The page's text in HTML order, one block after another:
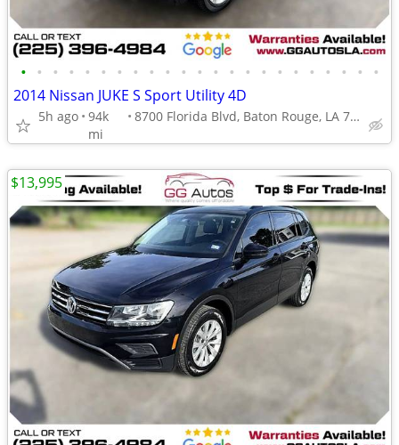
• • • • • • • • • • • • • • • • • • • • • • •
2014 Nissan JUKE S Sport Utility 4D
5h ago 94k
mi
8700 Florida Blvd, Baton Rouge, LA 70815
$13,995